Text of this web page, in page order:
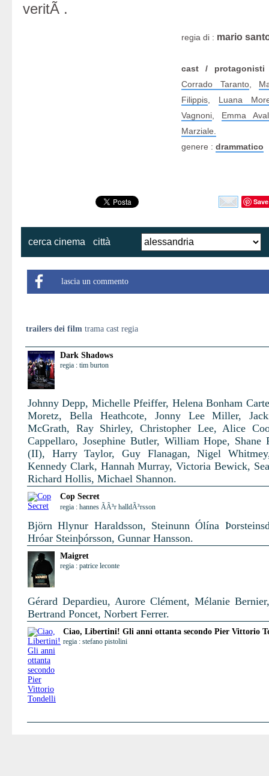
veritÃ .
regia di : mario
cast / protagonisti
Corrado Taranto,
Filippis
Luana
Vagnoni
Emma
Marziale.
genere : drammatico
Save
cerca cinema città
lascia un commento
trailers dei film trama cast regia
Dark Shadows
regia : tim burton
Johnny Depp, Michelle Pfeiffer, Helena Bonham
Moretz, Bella Heathcote, Jonny Lee Miller,
McGrath, Ray Shirley, Christopher Lee, Alice
Cappellaro, Josephine Butler, William Hope, Shane
(II), Harry Taylor, Guy Flanagan, Nigel
Kennedy Clark, Hannah Murray, Victoria Bewick,
Richard Hollis, Michael Shannon.
Cop Secret
regia : hannes ÃÃ³r halldÃ³rsson
Björn Hlynur Haraldsson, Steinunn Ólína
Hróar Steinþórsson, Gunnar Hansson.
Maigret
regia : patrice leconte
Gérard Depardieu, Aurore Clément, Mélanie
Bertrand Poncet, Norbert Ferrer.
Ciao, Libertini! Gli anni ottanta secondo Pier Vittorio
regia : stefano pistolini